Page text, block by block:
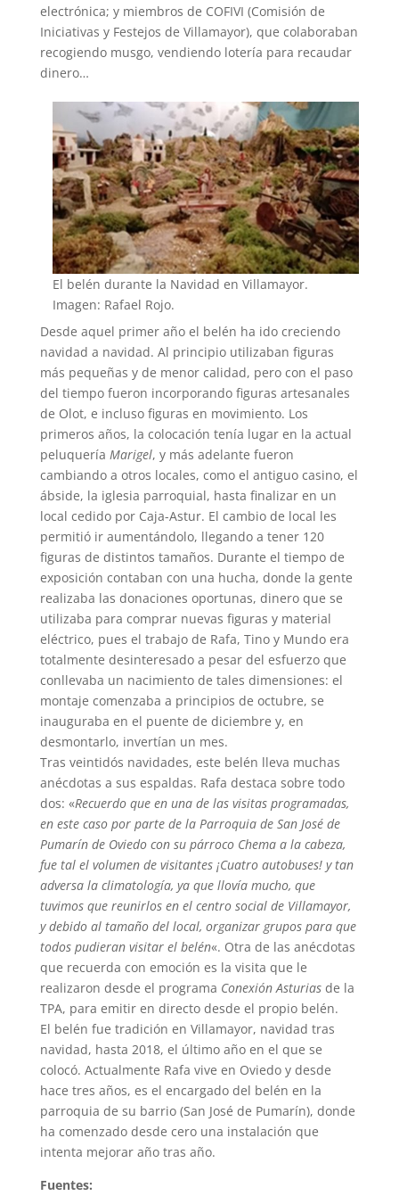
electrónica; y miembros de COFIVI (Comisión de
Iniciativas y Festejos de Villamayor), que colaboraban
recogiendo musgo, vendiendo lotería para recaudar
dinero…
El belén durante la Navidad en Villamayor.
Imagen: Rafael Rojo.
Desde aquel primer año el belén ha ido creciendo
navidad a navidad. Al principio utilizaban figuras
más pequeñas y de menor calidad, pero con el paso
del tiempo fueron incorporando figuras artesanales
de Olot, e incluso figuras en movimiento. Los
primeros años, la colocación tenía lugar en la actual
peluquería Marigel, y más adelante fueron
cambiando a otros locales, como el antiguo casino, el
ábside, la iglesia parroquial, hasta finalizar en un
local cedido por Caja-Astur. El cambio de local les
permitió ir aumentándolo, llegando a tener 120
figuras de distintos tamaños. Durante el tiempo de
exposición contaban con una hucha, donde la gente
realizaba las donaciones oportunas, dinero que se
utilizaba para comprar nuevas figuras y material
eléctrico, pues el trabajo de Rafa, Tino y Mundo era
totalmente desinteresado a pesar del esfuerzo que
conllevaba un nacimiento de tales dimensiones: el
montaje comenzaba a principios de octubre, se
inauguraba en el puente de diciembre y, en
desmontarlo, invertían un mes.
Tras veintidós navidades, este belén lleva muchas
anécdotas a sus espaldas. Rafa destaca sobre todo
dos: «Recuerdo que en una de las visitas programadas,
en este caso por parte de la Parroquia de San José de
Pumarín de Oviedo con su párroco Chema a la cabeza,
fue tal el volumen de visitantes ¡Cuatro autobuses! y tan
adversa la climatología, ya que llovía mucho, que
tuvimos que reunirlos en el centro social de Villamayor,
y debido al tamaño del local, organizar grupos para que
todos pudieran visitar el belén«. Otra de las anécdotas
que recuerda con emoción es la visita que le
realizaron desde el programa Conexión Asturiasde la
TPA, para emitir en directo desde el propio belén.
El belén fue tradición en Villamayor, navidad tras
navidad, hasta 2018, el último año en el que se
colocó. Actualmente Rafa vive en Oviedo y desde
hace tres años, es el encargado del belén en la
parroquia de su barrio (San José de Pumarín), donde
ha comenzado desde cero una instalación que
intenta mejorar año tras año.
Fuentes: